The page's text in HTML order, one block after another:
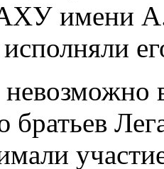
имени